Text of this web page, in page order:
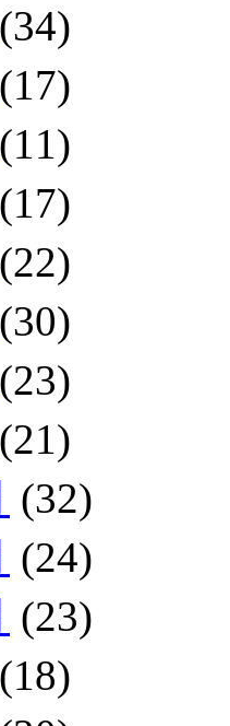
(34)
(17)
(11)
(17)
(22)
(30)
(23)
(21)
(32)
(24)
(23)
(18)